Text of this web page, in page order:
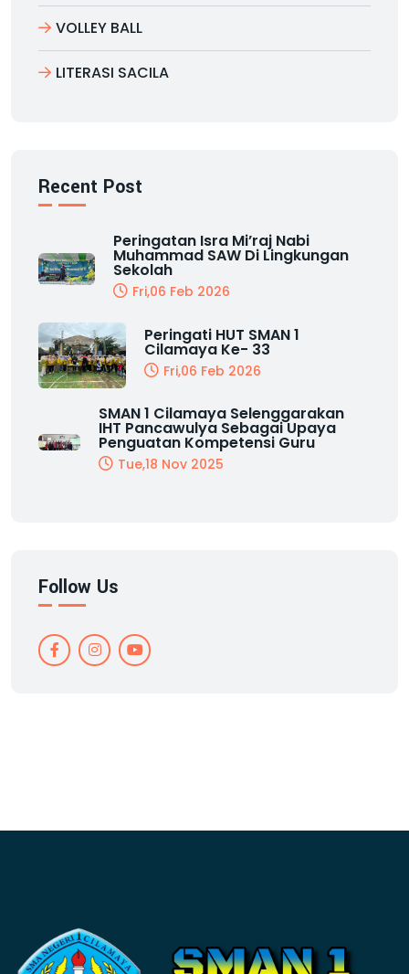
VOLLEY BALL
LITERASI SACILA
Recent Post
Peringatan Isra Mi’raj Nabi
Muhammad SAW Di Lingkungan
Sekolah
Fri,06 Feb 2026
Peringati HUT SMAN 1
Cilamaya Ke- 33
Fri,06 Feb 2026
SMAN 1 Cilamaya Selenggarakan
IHT Pancawulya Sebagai Upaya
Penguatan Kompetensi Guru
Tue,18 Nov 2025
Follow Us